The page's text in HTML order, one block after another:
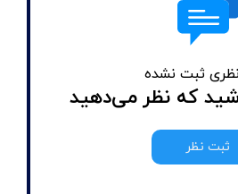
ثبت نشده
که نظر می‌دهید
ثبت نظر